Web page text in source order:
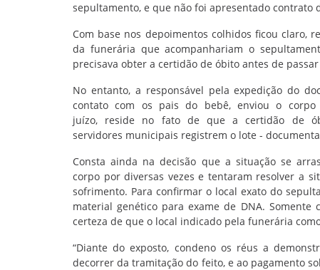
sepultamento, e que não foi apresentado contrato
Com base nos depoimentos colhidos ficou claro,
da funerária que acompanhariam o
precisava obter a certidão de óbito antes de
No entanto, a responsável pela expedição do
contato com os pais do bebê, enviou o
juízo, reside no fato de que a certidão de
servidores municipais registrem o lote -
Consta ainda na decisão que a situação se
corpo por diversas vezes e tentaram resolver a
sofrimento. Para confirmar o local exato do
material genético para exame de DNA.
certeza de que o local indicado pela funerária
“Diante do exposto, condeno os réus a
decorrer da tramitação do feito, e ao pagamento